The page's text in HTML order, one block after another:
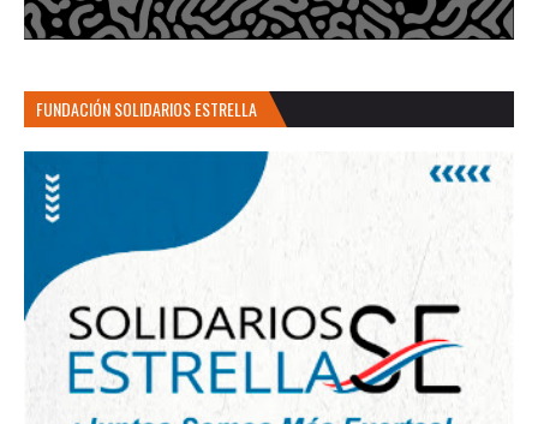
FUNDACIÓN SOLIDARIOS ESTRELLA